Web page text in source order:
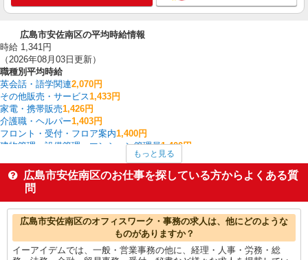
広島市安佐南区の平均時給情報
時給 1,341円
（2026年08月03日更新）
職種別平均時給
英会話・語学関連2,070円
その他販売・サービス1,433円
家電・携帯販売1,426円
介護職・ヘルパー1,403円
フロント・受付・フロア案内1,400円
建物管理・設備管理・マンション管理員1,400円
板金・塗装・溶接1,350円
レストラン・専門料理店1,333円
看護師・保健師・看護助手・助産師
広島市安佐南区の他の職種の平均時給を見る
もっと見る
広島市安佐南区のお仕事を探している方からよくある質
問
広島市安佐南区のオフィスワーク・事務の求人は、他にどのような
ものがありますか？
イーアイデムでは、一般・営業事務の他に、経理・人事・労務・総